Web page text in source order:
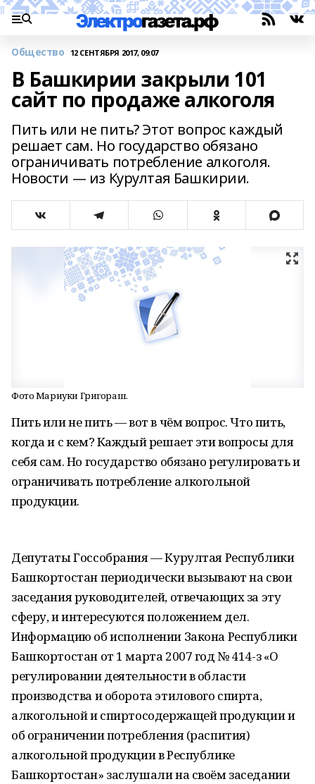
Общество 12 СЕНТЯБРЯ 2017, 09:07
В Башкирии закрыли 101
сайт по продаже алкоголя
Пить или не пить? Этот вопрос каждый
решает сам. Но государство обязано
ограничивать потребление алкоголя.
Новости — из Курултая Башкирии.
Фото Мариуки Григораш.
Пить или не пить — вот в чём вопрос. Что пить,
когда и с кем? Каждый решает эти вопросы для
себя сам. Но государство обязано регулировать и
ограничивать потребление алкогольной
продукции.
Депутаты Госсобрания — Курултая Республики
Башкортостан периодически вызывают на свои
заседания руководителей, отвечающих за эту
сферу, и интересуются положением дел.
Информацию об исполнении Закона Республики
Башкортостан от 1 марта 2007 год № 414-з «О
регулировании деятельности в области
производства и оборота этилового спирта,
алкогольной и спиртосодержащей продукции и
об ограничении потребления (распития)
алкогольной продукции в Республике
Башкортостан» заслушали на своём заседании